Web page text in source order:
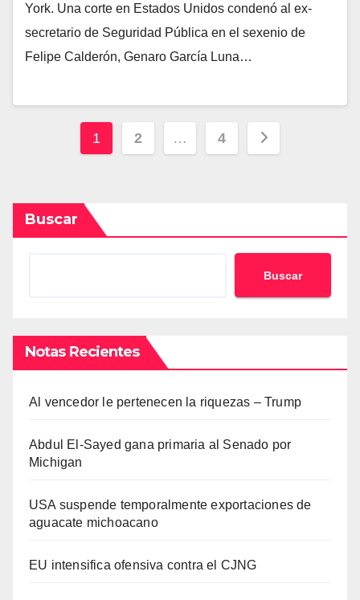
York. Una corte en Estados Unidos condenó al ex-
secretario de Seguridad Pública en el sexenio de
Felipe Calderón, Genaro García Luna…
Paginación
entradas
1 2 … 4
Buscar
Buscar
Notas Recientes
Al vencedor le pertenecen la riquezas – Trump
Abdul El-Sayed gana primaria al Senado por
Michigan
USA suspende temporalmente exportaciones de
aguacate michoacano
EU intensifica ofensiva contra el CJNG